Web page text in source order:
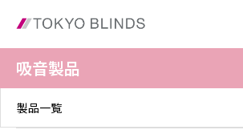
吸音製品
製品一覧